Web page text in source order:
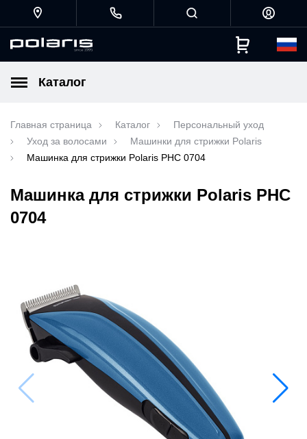
Каталог
Главная страница Каталог
Персональный уход
Уход за волосами
Машинки для стрижки Polaris
Машинка для стрижки Polaris PHC 0704
Машинка для стрижки Polaris PHC
0704